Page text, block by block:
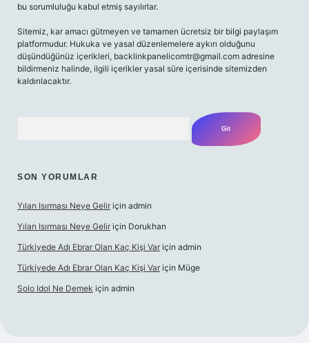
bu sorumluluğu kabul etmiş sayılırlar.
Sitemiz, kar amacı gütmeyen ve tamamen ücretsiz bir bilgi paylaşım
platformudur. Hukuka ve yasal düzenlemelere aykırı olduğunu
düşündüğünüz içerikleri, backlinkpanelicomtr@gmail.com adresine
bildirmeniz halinde, ilgili içerikler yasal süre içerisinde sitemizden
kaldırılacaktır.
SON YORUMLAR
Yılan Isırması Neye Gelir için admin
Yılan Isırması Neye Gelir için Dorukhan
Türkiyede Adı Ebrar Olan Kaç Kişi Var için admin
Türkiyede Adı Ebrar Olan Kaç Kişi Var için Müge
Solo Idol Ne Demek için admin